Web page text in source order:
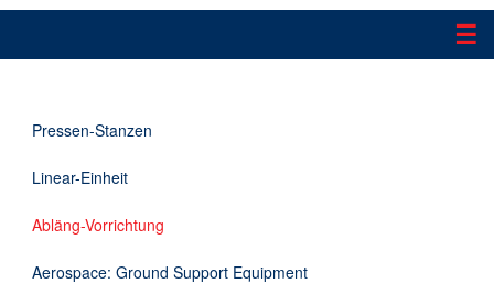
☰
Applikationen
Informationen
Downloads
Pressen-Stanzen
Linear-Einheit
Abläng-Vorrichtung
Aerospace: Ground Support Equipment